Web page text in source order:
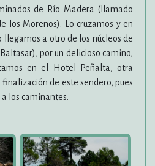
de Río Madera (llamado
los Morenos). Lo cruzamos y en
a otro de los núcleos de
por un delicioso camino,
en el Hotel Peñalta, otra
de este sendero, pues
los caminantes.